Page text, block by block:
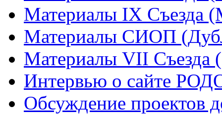
Материалы IX Съезда
Материалы СИОП
Материалы VII Съезда
Интервью о сайте
Обсуждение проектов